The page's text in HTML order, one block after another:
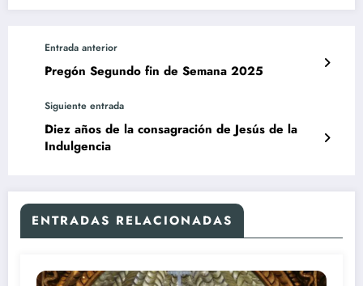
Entrada anterior
Pregón Segundo fin de Semana 2025
Siguiente entrada
Diez años de la consagración de Jesús de la
Indulgencia
ENTRADAS RELACIONADAS